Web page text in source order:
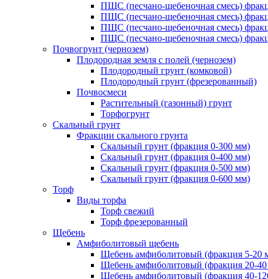
ПЩС (песчано-щебеночная смесь)
ПЩС (песчано-щебеночная смесь)
ПЩС (песчано-щебеночная смесь)
ПЩС (песчано-щебеночная смесь)
Почвогрунт (чернозем)
Плодородная земля с полей (чернозем)
Плодородный грунт (комковой)
Плодородный грунт (фрезерованный)
Почвосмеси
Растительный (газонный) грунт
Торфогрунт
Скальный грунт
Фракции скального грунта
Скальный грунт (фракция 0-300 мм)
Скальный грунт (фракция 0-400 мм)
Скальный грунт (фракция 0-500 мм)
Скальный грунт (фракция 0-600 мм)
Торф
Виды торфа
Торф свежий
Торф фрезерованный
Щебень
Амфиболитовый щебень
Щебень амфиболитовый (фракция 5-20
Щебень амфиболитовый (фракция 20-
Щебень амфиболитовый (фракция 40-